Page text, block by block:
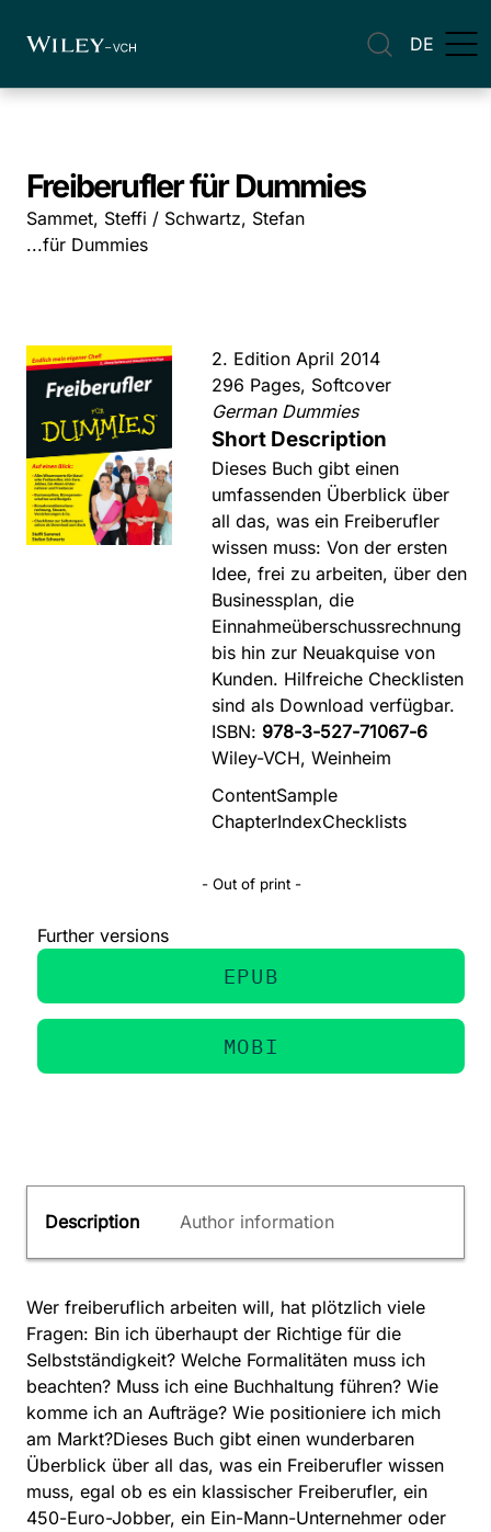
DE
Freiberufler für Dummies
Sammet, Steffi / Schwartz, Stefan
...für Dummies
2. Edition April 2014
296 Pages, Softcover
German Dummies
Short Description
Dieses Buch gibt einen
umfassenden Überblick über
all das, was ein Freiberufler
wissen muss: Von der ersten
Idee, frei zu arbeiten, über den
Businessplan, die
Einnahmeüberschussrechnung
bis hin zur Neuakquise von
Kunden. Hilfreiche Checklisten
sind als Download verfügbar.
ISBN: 978-3-527-71067-6
Wiley-VCH, Weinheim
ContentSample
ChapterIndexChecklists
- Out of print -
Further versions
EPUB
MOBI
Description Author information
Wer freiberuflich arbeiten will, hat plötzlich viele
Fragen: Bin ich überhaupt der Richtige für die
Selbstständigkeit? Welche Formalitäten muss ich
beachten? Muss ich eine Buchhaltung führen? Wie
komme ich an Aufträge? Wie positioniere ich mich
am Markt?Dieses Buch gibt einen wunderbaren
Überblick über all das, was ein Freiberufler wissen
muss, egal ob es ein klassischer Freiberufler, ein
450-Euro-Jobber, ein Ein-Mann-Unternehmer oder